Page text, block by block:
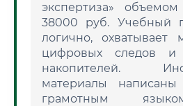
экспертиза»
38000 руб. Учебный
логично, охватывает
цифровых следов и
накопителей.
материалы
грамотным